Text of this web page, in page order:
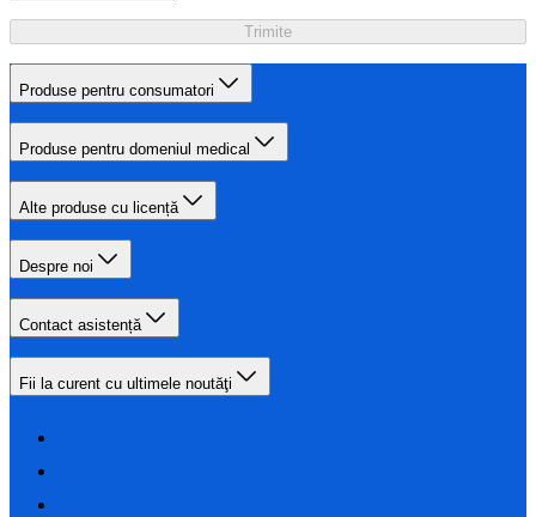
Trimite
Produse pentru consumatori
Produse pentru domeniul medical
Alte produse cu licență
Despre noi
Contact asistență
Fii la curent cu ultimele noutăţi